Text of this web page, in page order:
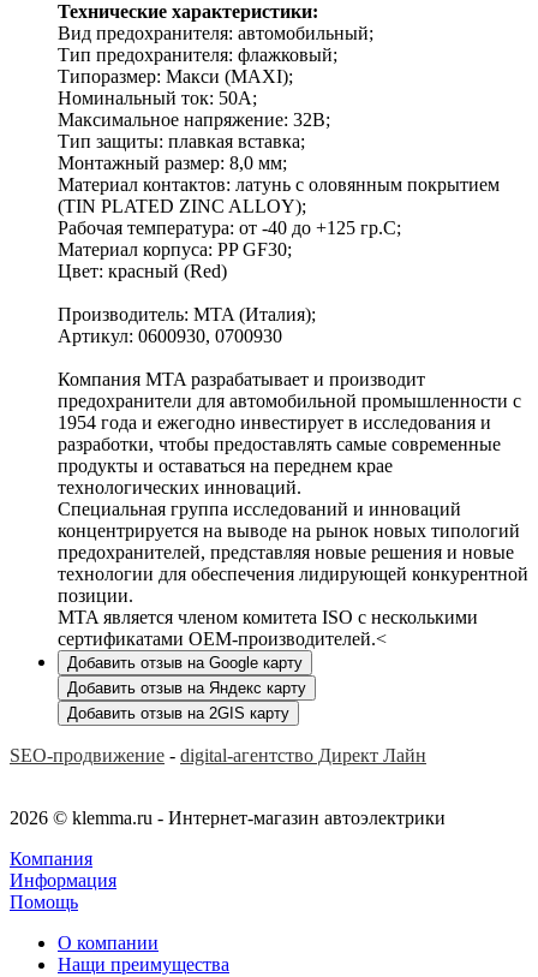
Технические характеристики:
Вид предохранителя: автомобильный;
Тип предохранителя: флажковый;
Типоразмер: Макси (MAXI);
Номинальный ток: 50А;
Максимальное напряжение: 32В;
Тип защиты: плавкая вставка;
Монтажный размер: 8,0 мм;
Материал контактов: латунь с оловянным покрытием
(TIN PLATED ZINC ALLOY);
Рабочая температура: от -40 до +125 гр.C;
Материал корпуса: PP GF30;
Цвет: красный (Red)
Производитель: MTA (Италия);
Артикул: 0600930, 0700930
Компания MTA разрабатывает и производит
предохранители для автомобильной промышленности с
1954 года и ежегодно инвестирует в исследования и
разработки, чтобы предоставлять самые современные
продукты и оставаться на переднем крае
технологических инноваций.
Специальная группа исследований и инноваций
концентрируется на выводе на рынок новых типологий
предохранителей, представляя новые решения и новые
технологии для обеспечения лидирующей конкурентной
позиции.
MTA является членом комитета ISO с несколькими
сертификатами OEM-производителей.<
Добавить отзыв на Google карту
Добавить отзыв на Яндекс карту
Добавить отзыв на 2GIS карту
SEO-продвижение - digital-агентство Директ Лайн
2026 © klemma.ru - Интернет-магазин автоэлектрики
Компания
Информация
Помощь
О компании
Нащи преимущества